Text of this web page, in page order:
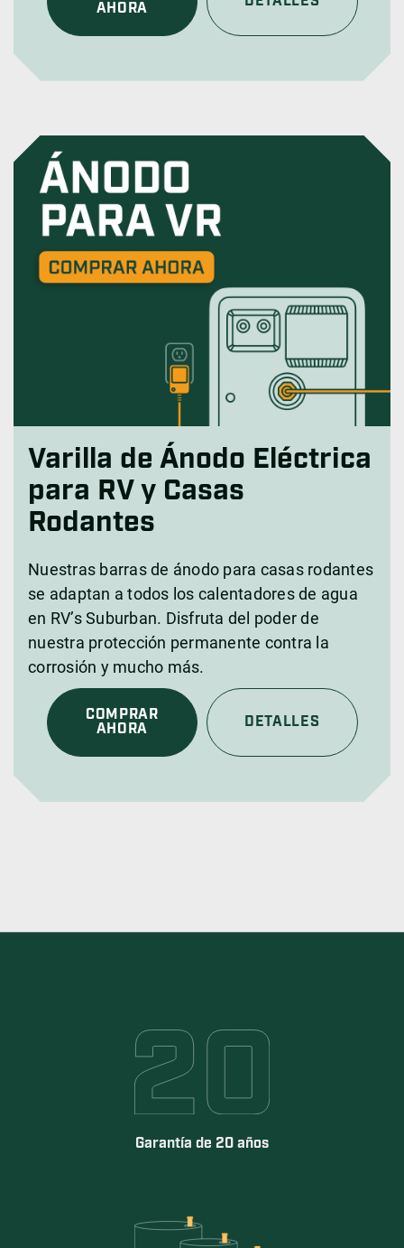
AHORA
Varilla de Ánodo Eléctrica
para RV y Casas
Rodantes
Nuestras barras de ánodo para casas rodantes
se adaptan a todos los calentadores de agua
en RV’s Suburban. Disfruta del poder de
nuestra protección permanente contra la
corrosión y mucho más.
COMPRAR
AHORA DETALLES
Garantía de 20 años